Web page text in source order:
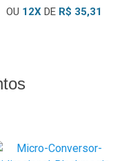
OU 12XDE R$ 35,31